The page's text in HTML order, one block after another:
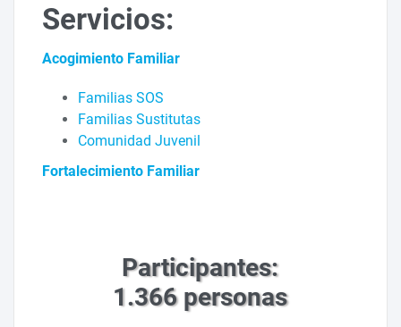
Servicios:
Acogimiento Familiar
Familias SOS
Familias Sustitutas
Comunidad Juvenil
Fortalecimiento Familiar
Participantes:
1.366 personas